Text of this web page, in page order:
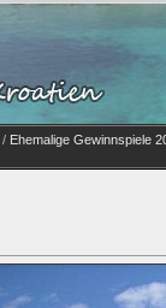
/ Ehemalige Gewinnspiele